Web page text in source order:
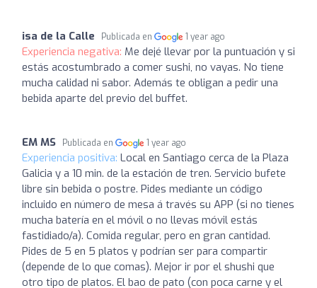
isa de la Calle Publicada en 1 year ago
Experiencia negativa: Me dejé llevar por la puntuación y si
estás acostumbrado a comer sushi, no vayas. No tiene
mucha calidad ni sabor. Además te obligan a pedir una
bebida aparte del previo del buffet.
EM MS Publicada en 1 year ago
Experiencia positiva: Local en Santiago cerca de la Plaza
Galicia y a 10 min. de la estación de tren. Servicio bufete
libre sin bebida o postre. Pides mediante un código
incluido en número de mesa á través su APP (si no tienes
mucha batería en el móvil o no llevas móvil estás
fastidiado/a). Comida regular, pero en gran cantidad.
Pides de 5 en 5 platos y podrían ser para compartir
(depende de lo que comas). Mejor ir por el shushi que
otro tipo de platos. El bao de pato (con poca carne y el